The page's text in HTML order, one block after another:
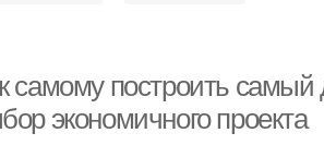
самому построить
экономичного проекта